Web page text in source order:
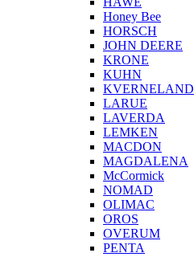
Honey Bee
HORSCH
JOHN DEERE
KRONE
KUHN
KVERNELAND
LARUE
LAVERDA
LEMKEN
MACDON
MAGDALENA
McCormick
NOMAD
OLIMAC
OROS
OVERUM
PENTA